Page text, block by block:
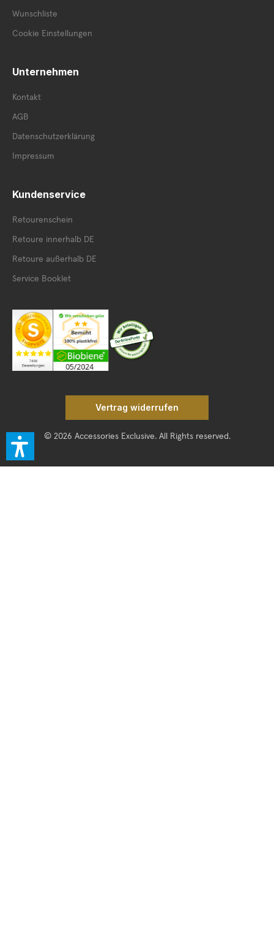
Wunschliste
Cookie Einstellungen
Unternehmen
Kontakt
AGB
Datenschutzerklärung
Impressum
Kundenservice
Retourenschein
Retoure innerhalb DE
Retoure außerhalb DE
Service Booklet
Vertrag widerrufen
© 2026 Accessories Exclusive. All Rights reserved.